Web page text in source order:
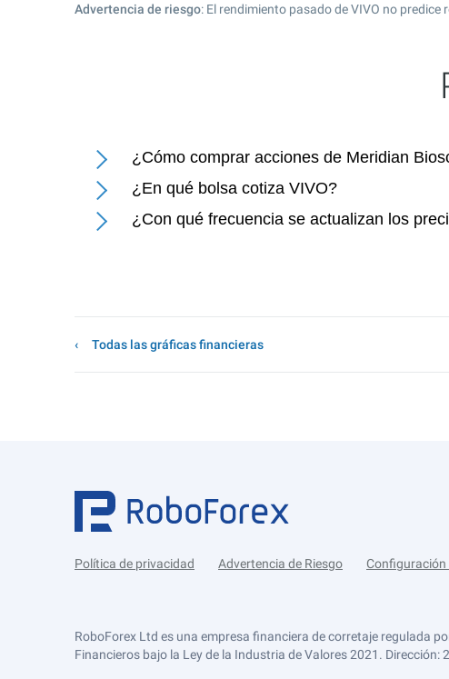
Advertencia de riesgo: El rendimiento pasado de VIVO no
¿Cómo comprar acciones de Meridian
¿En qué bolsa cotiza VIVO?
¿Con qué frecuencia se actualizan los
Todas las gráficas financieras
Política de privacidad Advertencia de Riesgo Configuración
RoboForex Ltd es una empresa financiera de corretaje regulada
Financieros bajo la Ley de la Industria de Valores 2021. Dirección: